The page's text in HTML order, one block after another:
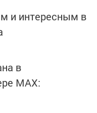
и интересным в
в
MАХ: